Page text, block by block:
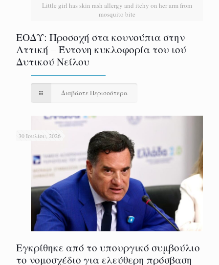
Little girl has skin rash allergy and itchy on her arm from
mosquito bite
ΕΟΔΥ: Προσοχή στα κουνούπια στην
Αττική – Έντονη κυκλοφορία του ιού
Δυτικού Νείλου
Διαβάστε Περισσότερα
30 Ιουλίου, 2026
Εγκρίθηκε από το υπουργικό συμβούλιο
το νομοσχέδιο για ελεύθερη πρόσβαση